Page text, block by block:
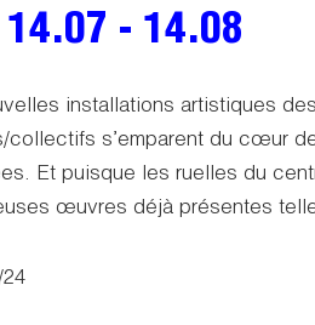
14.07 - 14.08
installations artistiques
collectifs s’emparent du cœur
Et puisque les ruelles du
œuvres déjà présentes
24